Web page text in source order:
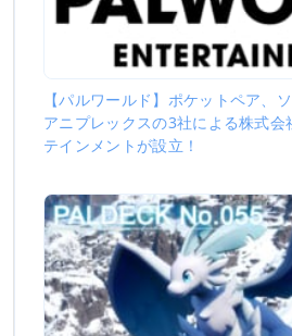
【パルワールド】ポケットペア、
アニプレックスの3社による株式会
テインメントが設立！